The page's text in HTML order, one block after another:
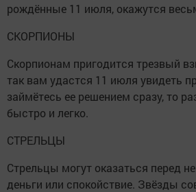
рождённые 11 июля, окажутся
СКОРПИОНЫ
Скорпионам пригодится трезвый
так вам удастся 11 июля увидеть
займётесь ее решением сразу, то
быстро и легко.
СТРЕЛЬЦЫ
Стрельцы могут оказаться перед
деньги или спокойствие. Звёзды